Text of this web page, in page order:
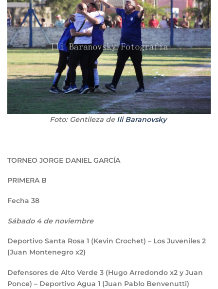
Foto: Gentileza de Ili Baranovsky
TORNEO JORGE DANIEL GARCÍA
PRIMERA B
Fecha 38
Sábado 4 de noviembre
Deportivo Santa Rosa 1 (Kevin Crochet) – Los Juveniles 2
(Juan Montenegro x2)
Defensores de Alto Verde 3 (Hugo Arredondo x2 y Juan
Ponce) – Deportivo Agua 1 (Juan Pablo Benvenutti)